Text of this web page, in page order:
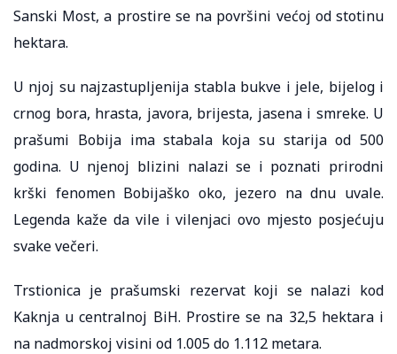
Sanski Most, a prostire se na površini većoj od stotinu
hektara.
U njoj su najzastupljenija stabla bukve i jele, bijelog i
crnog bora, hrasta, javora, brijesta, jasena i smreke. U
prašumi Bobija ima stabala koja su starija od 500
godina. U njenoj blizini nalazi se i poznati prirodni
krški fenomen Bobijaško oko, jezero na dnu uvale.
Legenda kaže da vile i vilenjaci ovo mjesto posjećuju
svake večeri.
Trstionica je prašumski rezervat koji se nalazi kod
Kaknja u centralnoj BiH. Prostire se na 32,5 hektara i
na nadmorskoj visini od 1.005 do 1.112 metara.